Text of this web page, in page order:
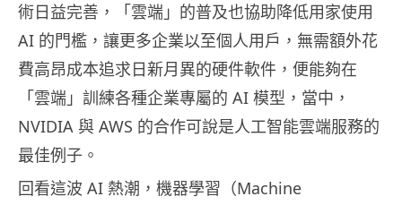
術日益完善，「雲端」的普及也協助降低用家使用
AI 的門檻，讓更多企業以至個人用戶，無需額外花
費高昂成本追求日新月異的硬件軟件，便能夠在
「雲端」訓練各種企業專屬的 AI 模型，當中，
NVIDIA 與 AWS 的合作可說是人工智能雲端服務的
最佳例子。
回看這波 AI 熱潮，機器學習（Machine